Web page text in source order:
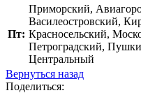
Пт:
Приморский,
Василеостровский,
Красносельский,
Петроградский,
Центральный
Вернуться назад
Поделиться: